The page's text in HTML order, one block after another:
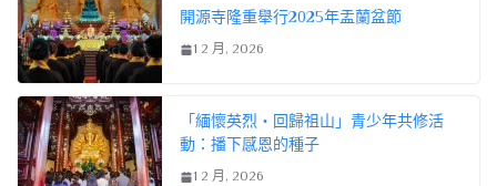
開源寺隆重舉行2025年盂蘭盆節
1 2 月, 2026
「緬懷英烈・回歸祖山」青少年共修活
動：播下感恩的種子
1 2 月, 2026